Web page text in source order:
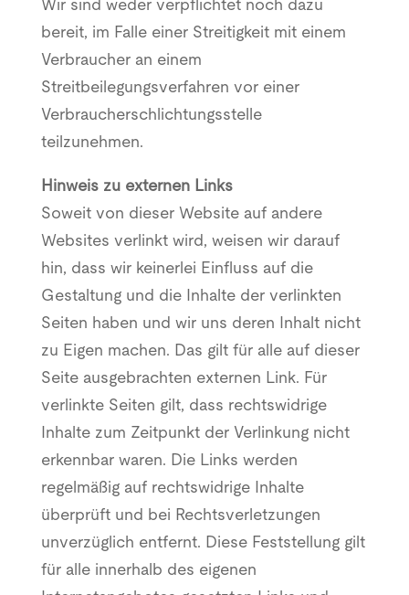
Wir sind weder verpflichtet noch dazu
bereit, im Falle einer Streitigkeit mit einem
Verbraucher an einem
Streitbeilegungsverfahren vor einer
Verbraucherschlichtungsstelle
teilzunehmen.
Hinweis zu externen Links
Soweit von dieser Website auf andere
Websites verlinkt wird, weisen wir darauf
hin, dass wir keinerlei Einfluss auf die
Gestaltung und die Inhalte der verlinkten
Seiten haben und wir uns deren Inhalt nicht
zu Eigen machen. Das gilt für alle auf dieser
Seite ausgebrachten externen Link. Für
verlinkte Seiten gilt, dass rechtswidrige
Inhalte zum Zeitpunkt der Verlinkung nicht
erkennbar waren. Die Links werden
regelmäßig auf rechtswidrige Inhalte
überprüft und bei Rechtsverletzungen
unverzüglich entfernt. Diese Feststellung gilt
für alle innerhalb des eigenen